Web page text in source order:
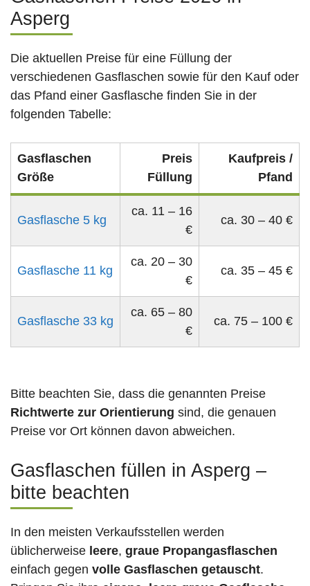
Asperg
Die aktuellen Preise für eine Füllung der
verschiedenen Gasflaschen sowie für den Kauf oder
das Pfand einer Gasflasche finden Sie in der
folgenden Tabelle:
Gasflaschen
Größe
Preis
Füllung
Kaufpreis /
Pfand
Gasflasche 5 kg
ca. 11 – 16
€
ca. 30 – 40 €
Gasflasche 11 kg
ca. 20 – 30
€
ca. 35 – 45 €
Gasflasche 33 kg
ca. 65 – 80
€
ca. 75 – 100 €
Bitte beachten Sie, dass die genannten Preise
Richtwerte zur Orientierung sind, die genauen
Preise vor Ort können davon abweichen.
Gasflaschen füllen in Asperg –
bitte beachten
In den meisten Verkaufsstellen werden
üblicherweise leere, graue Propangasflaschen
einfach gegen volle Gasflaschen getauscht.